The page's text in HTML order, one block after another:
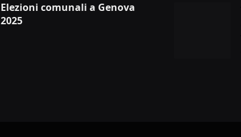
Elezioni comunali a Genova
2025